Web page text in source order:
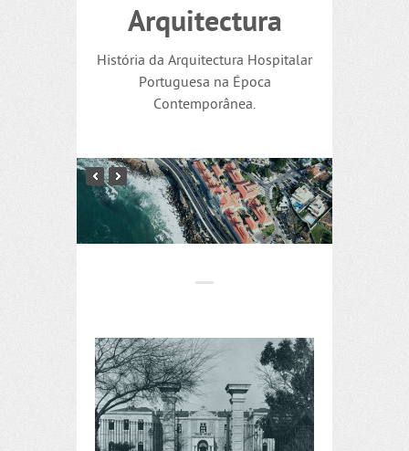
Arquitectura
História da Arquitectura Hospitalar
Portuguesa na Época
Contemporânea.